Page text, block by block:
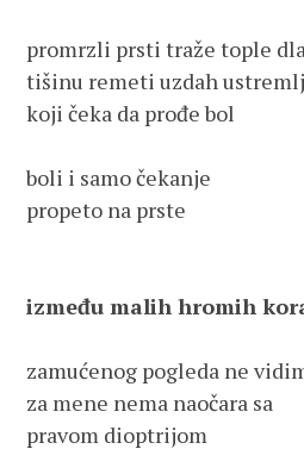
promrzli prsti traže tople
tišinu remeti uzdah
koji čeka da prođe bol
boli i samo čekanje
propeto na prste
između malih hromih
zamućenog pogleda ne
za mene nema naočara sa
pravom dioptrijom